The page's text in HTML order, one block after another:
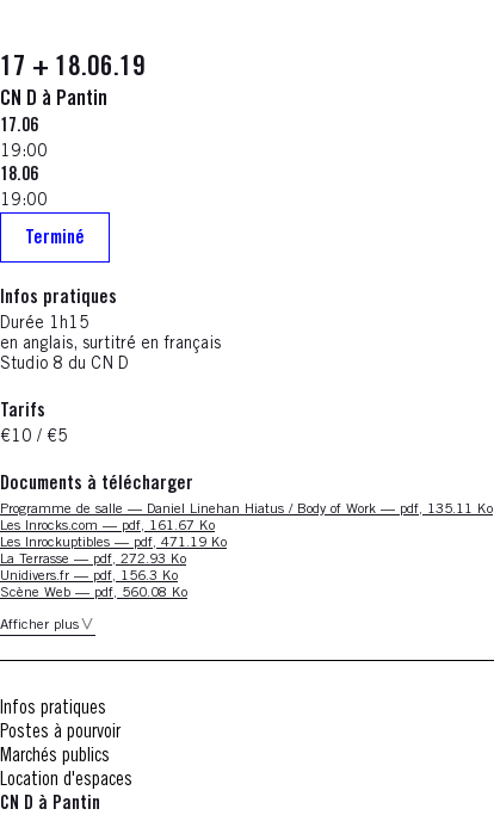
17 + 18.06.19
CN D à Pantin
17.06
19:00
18.06
19:00
Terminé
Infos pratiques
Durée 1h15
en anglais, surtitré en français
Studio 8 du CN D
Tarifs
€10 / €5
Documents à télécharger
Nouvelle fenêtre
Programme de salle — Daniel Linehan Hiatus / Body of Work — pdf, 135.11 Ko
Nouvelle fenêtre
Les Inrocks.com — pdf, 161.67 Ko
Nouvelle fenêtre
Les Inrockuptibles — pdf, 471.19 Ko
Nouvelle fenêtre
La Terrasse — pdf, 272.93 Ko
Nouvelle fenêtre
Unidivers.fr — pdf, 156.3 Ko
Nouvelle fenêtre
Scène Web — pdf, 560.08 Ko
Afficher plus
Infos pratiques
Postes à pourvoir
Marchés publics
Location d'espaces
CN D à Pantin